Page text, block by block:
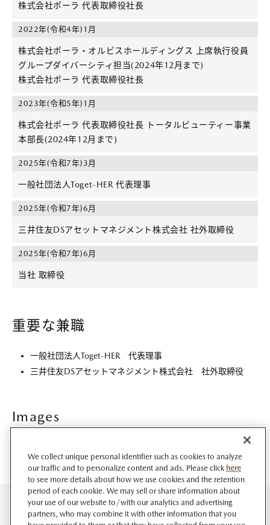
株式会社ポーラ 代表取締役社長
2022年(令和4年)1月
株式会社ポーラ・オルビスホールディングス 上席執行役員
グループダイバーシティ担当(2024年12月まで)
株式会社ポーラ 代表取締役社長
2023年(令和5年)1月
株式会社ポーラ 代表取締役社長 トータルビューティー事業
本部長(2024年12月まで)
2025年(令和7年)3月
一般社団法人Toget-HER 代表理事
2025年(令和7年)6月
三井住友DSアセットマネジメント株式会社 社外取締役
2025年(令和7年)6月
当社 取締役
重要な兼職
一般社団法人Toget-HER 代表理事
三井住友DSアセットマネジメント株式会社 社外取締役
Images
We collect unique personal identifier such as cookies to analyze
our traffic and to personalize content and ads. Please click here
to see more details about how we use cookies and the retention
period of each cookie. We may sell or share information about
your use of our website to/with our analytics and advertising
partners, who may combine it with other information that you